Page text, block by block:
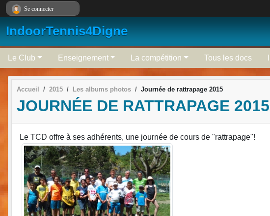
IndoorTennis4Digne
Le Club Enseignement La compétition Tous les docs
Accueil 2015 Les albums photos Journée de rattrapage 2015
JOURNÉE DE RATTRAPAGE 2015
Le TCD offre à ses adhérents, une journée de cours de "rattrapage"!
Se connecter
Panneau de gestion des cookies